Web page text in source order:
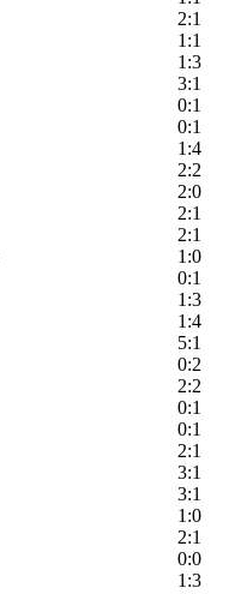
2:1
1:1
1:3
3:1
0:1
0:1
1:4
2:2
2:0
2:1
2:1
1:0
0:1
1:3
1:4
5:1
0:2
2:2
0:1
0:1
2:1
3:1
3:1
1:0
2:1
0:0
1:3